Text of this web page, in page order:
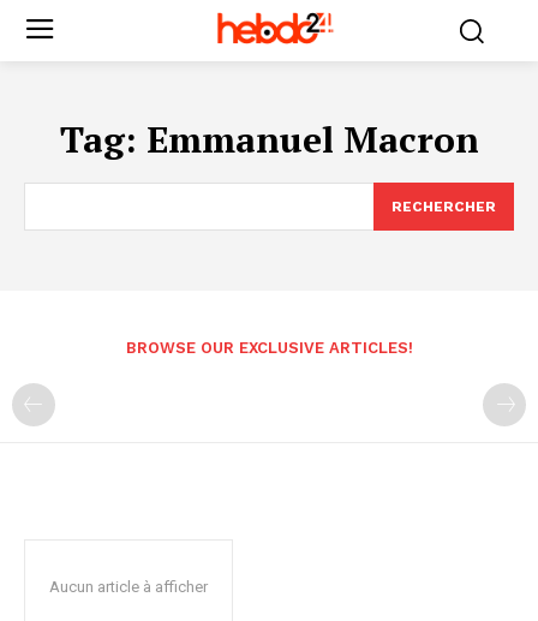
Tag: Emmanuel Macron
RECHERCHER
BROWSE OUR EXCLUSIVE ARTICLES!
Aucun article à afficher